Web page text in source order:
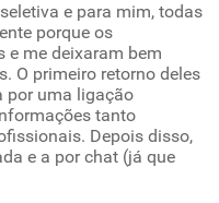
e para mim, todas
porque os
e me deixaram bem
O primeiro retorno deles
por uma ligação
tanto
Depois disso,
e a por chat (já que